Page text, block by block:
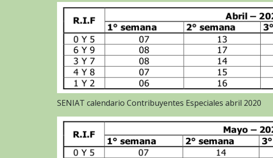
SENIAT calendario Contribuyentes Especiales abril 2020